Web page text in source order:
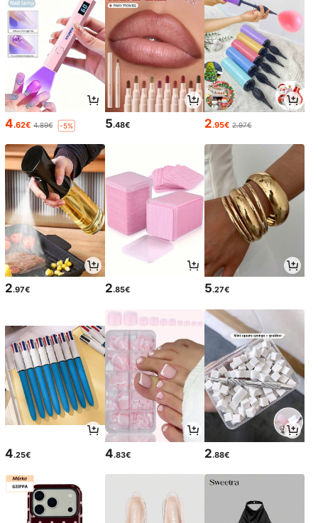
4.62€ 4.89€ -5% 5.48€ 2.95€ 2.97€
2.97€ 2.85€ 5.27€
4.25€ 4.83€ 2.88€